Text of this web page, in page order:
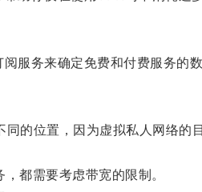
务来确定免费和付费服务的数
的位置，因为虚拟私人网络的
都需要考虑带宽的限制。